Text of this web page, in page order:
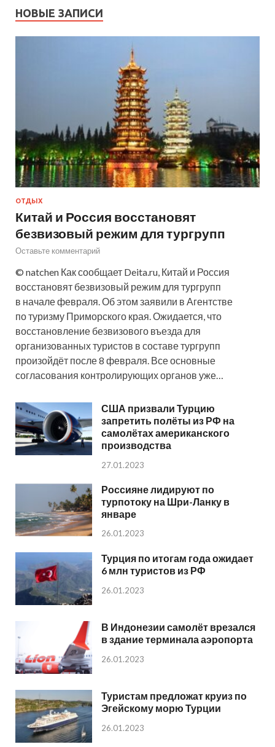
НОВЫЕ ЗАПИСИ
ОТДЫХ
Китай и Россия восстановят
безвизовый режим для тургрупп
Оставьте комментарий
© natchen Как сообщает Deita.ru, Китай и Россия
восстановят безвизовый режим для тургрупп
в начале февраля. Об этом заявили в Агентстве
по туризму Приморского края. Ожидается, что
восстановление безвизового въезда для
организованных туристов в составе тургрупп
произойдёт после 8 февраля. Все основные
согласования контролирующих органов уже…
США призвали Турцию
запретить полёты из РФ на
самолётах американского
производства
27.01.2023
Россияне лидируют по
турпотоку на Шри-Ланку в
январе
26.01.2023
Турция по итогам года ожидает
6 млн туристов из РФ
26.01.2023
В Индонезии самолёт врезался
в здание терминала аэропорта
26.01.2023
Туристам предложат круиз по
Эгейскому морю Турции
26.01.2023